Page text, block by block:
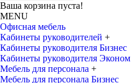
Ваша корзина пуста!
MENU
Офисная мебель
Кабинеты руководителей +
Кабинеты руководителя Бизнес
Кабинеты руководителя Эконом
Мебель для персонала +
Мебель для персонала Бизнес